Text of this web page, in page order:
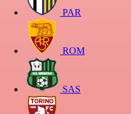
PAR
ROM
SAS